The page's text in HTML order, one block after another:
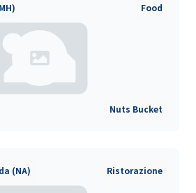
Food
Nuts Bucket
(NA) Ristorazione